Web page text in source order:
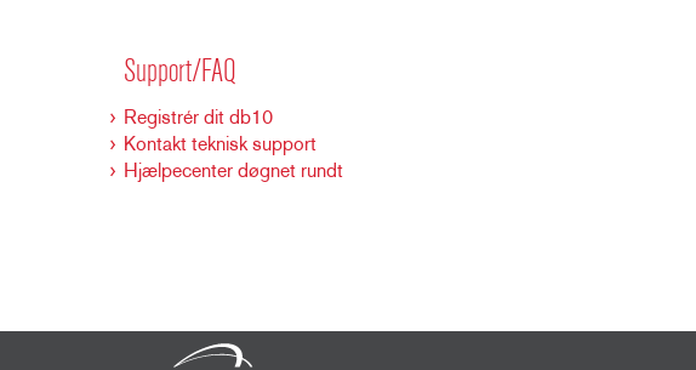
Support/FAQ
Registrér dit db10
Kontakt teknisk support
Hjælpecenter døgnet rundt